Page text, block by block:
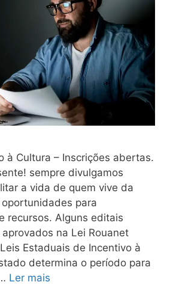
à Cultura – Inscrições abertas.
sempre divulgamos
a vida de quem vive da
para
recursos. Alguns editais
na Lei Rouanet
Estaduais de Incentivo à
determina o período para
Ler mais